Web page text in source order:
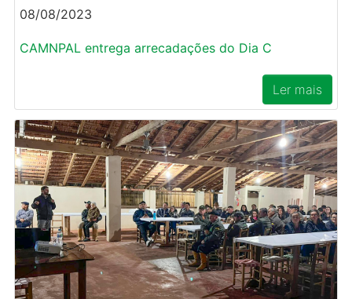
08/08/2023
CAMNPAL entrega arrecadações do Dia C
Ler mais